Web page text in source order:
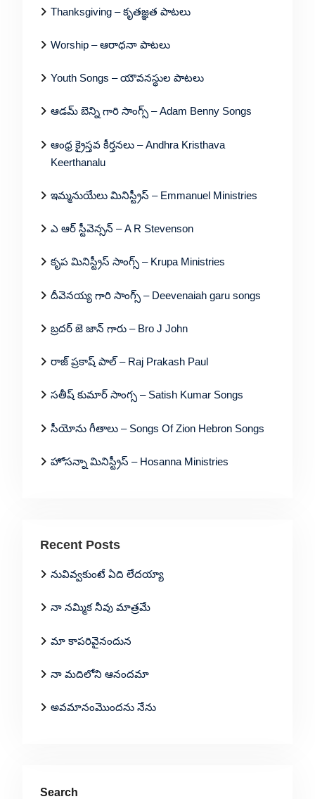
Thanksgiving – కృతజ్ఞత పాటలు
Worship – ఆరాధనా పాటలు
Youth Songs – యౌవనస్థుల పాటలు
ఆడమ్ బెన్ని గారి సాంగ్స్ – Adam Benny Songs
ఆంధ్ర క్రైస్తవ కీర్తనలు – Andhra Kristhava
Keerthanalu
ఇమ్మనుయేలు మినిస్ట్రీస్ – Emmanuel Ministries
ఎ ఆర్ స్టీవెన్సన్ – A R Stevenson
కృప మినిస్ట్రీస్ సాంగ్స్ – Krupa Ministries
దీవెనయ్య గారి సాంగ్స్ – Deevenaiah garu songs
బ్రదర్ జె జాన్ గారు – Bro J John
రాజ్ ప్రకాష్ పాల్ – Raj Prakash Paul
సతీష్ కుమార్ సాంగ్స – Satish Kumar Songs
సీయోను గీతాలు – Songs Of Zion Hebron Songs
హోసన్నా మినిస్ట్రీస్ – Hosanna Ministries
Recent Posts
నువివ్వకుంటే ఏది లేదయ్యా
నా నమ్మిక నీవు మాత్రమే
మా కాపరివైనందున
నా మదిలోని ఆనందమా
అవమానంమొందను నేను
Search